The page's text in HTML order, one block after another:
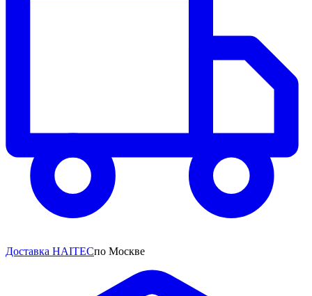
Доставка HAITECпо Москве